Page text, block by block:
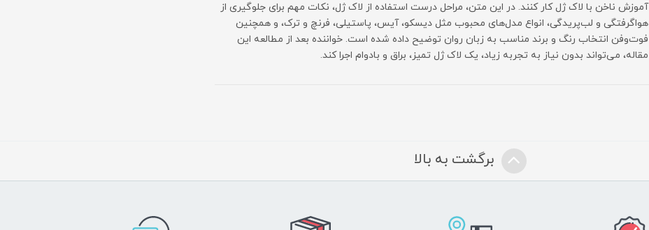
آموزش ناخن با لاک ژل کار کنند. در این متن، مراحل درست استفاده از لاک ژل، نکات مهم برای جلوگیری از
هواگرفتگی و لب‌پریدگی، انواع مدل‌های محبوب مثل دیسکو، آیس، پاستیلی، فرنچ و ترک، و همچنین
فوت‌وفن انتخاب رنگ و برند مناسب به زبان روان توضیح داده شده است. خواننده بعد از مطالعه این
مقاله، می‌تواند بدون نیاز به تجربه زیاد، یک لاک ژل تمیز، براق و بادوام اجرا کند.
برگشت به بالا